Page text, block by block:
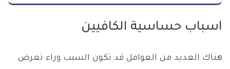
اسباب حساسية الكافيين
هناك العديد من العوامل قد تكون السبب وراء تعرض